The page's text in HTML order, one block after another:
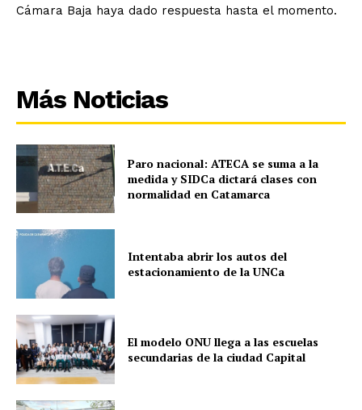
Cámara Baja haya dado respuesta hasta el momento.
Más Noticias
Paro nacional: ATECA se suma a la
medida y SIDCa dictará clases con
normalidad en Catamarca
Intentaba abrir los autos del
estacionamiento de la UNCa
El modelo ONU llega a las escuelas
secundarias de la ciudad Capital